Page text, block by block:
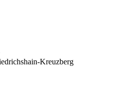
Kreuzberg